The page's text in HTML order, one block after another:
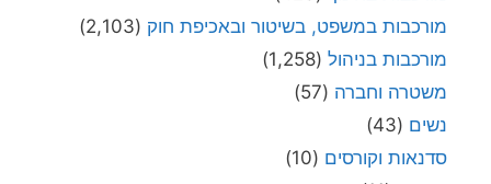
מורכבות במשפט, בשיטור ובאכיפת חוק (2,103)
מורכבות בניהול (1,258)
משטרה וחברה (57)
נשים (43)
סדנאות וקורסים (10)